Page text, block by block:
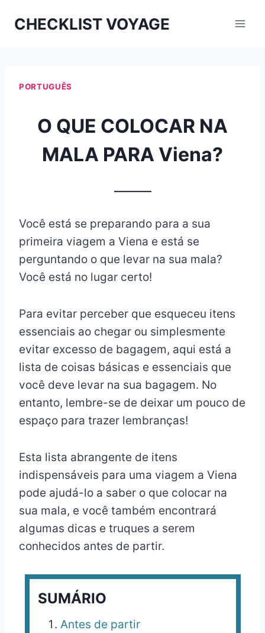
CHECKLIST VOYAGE
PORTUGUÊS
O QUE COLOCAR NA
MALA PARA Viena?
Você está se preparando para a sua
primeira viagem a Viena e está se
perguntando o que levar na sua mala?
Você está no lugar certo!
Para evitar perceber que esqueceu itens
essenciais ao chegar ou simplesmente
evitar excesso de bagagem, aqui está a
lista de coisas básicas e essenciais que
você deve levar na sua bagagem. No
entanto, lembre-se de deixar um pouco de
espaço para trazer lembranças!
Esta lista abrangente de itens
indispensáveis para uma viagem a Viena
pode ajudá-lo a saber o que colocar na
sua mala, e você também encontrará
algumas dicas e truques a serem
conhecidos antes de partir.
SUMÁRIO
Antes de partir